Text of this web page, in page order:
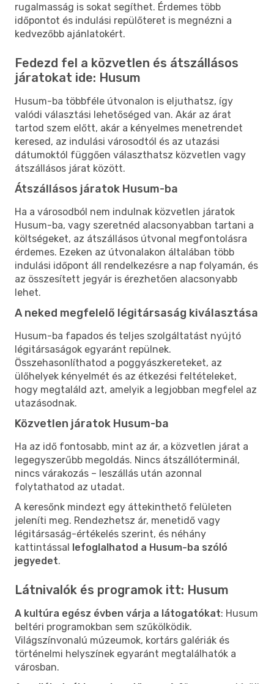
rugalmasság is sokat segíthet. Érdemes több
időpontot és indulási repülőteret is megnézni a
kedvezőbb ajánlatokért.
Fedezd fel a közvetlen és átszállásos
járatokat ide: Husum
Husum-ba többféle útvonalon is eljuthatsz, így
valódi választási lehetőséged van. Akár az árat
tartod szem előtt, akár a kényelmes menetrendet
keresed, az indulási városodtól és az utazási
dátumoktól függően választhatsz közvetlen vagy
átszállásos járat között.
Átszállásos járatok Husum-ba
Ha a városodból nem indulnak közvetlen járatok
Husum-ba, vagy szeretnéd alacsonyabban tartani a
költségeket, az átszállásos útvonal megfontolásra
érdemes. Ezeken az útvonalakon általában több
indulási időpont áll rendelkezésre a nap folyamán, és
az összesített jegyár is érezhetően alacsonyabb
lehet.
A neked megfelelő légitársaság kiválasztása
Husum-ba fapados és teljes szolgáltatást nyújtó
légitársaságok egyaránt repülnek.
Összehasonlíthatod a poggyászkereteket, az
ülőhelyek kényelmét és az étkezési feltételeket,
hogy megtaláld azt, amelyik a legjobban megfelel az
utazásodnak.
Közvetlen járatok Husum-ba
Ha az idő fontosabb, mint az ár, a közvetlen járat a
legegyszerűbb megoldás. Nincs átszállóterminál,
nincs várakozás – leszállás után azonnal
folytathatod az utadat.
A keresőnk mindezt egy áttekinthető felületen
jeleníti meg. Rendezhetsz ár, menetidő vagy
légitársaság-értékelés szerint, és néhány
kattintással lefoglalhatod a Husum-ba szóló
jegyedet.
Látnivalók és programok itt: Husum
A kultúra egész évben várja a látogatókat: Husum
beltéri programokban sem szűkölködik.
Világszínvonalú múzeumok, kortárs galériák és
történelmi helyszínek egyaránt megtalálhatók a
városban.